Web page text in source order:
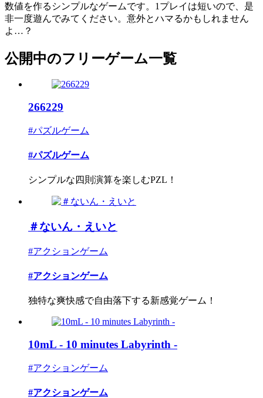
数値を作るシンプルなゲームです。1プレイは短いので、是
非一度遊んでみてください。意外とハマるかもしれません
よ…？
公開中のフリーゲーム一覧
266229
#パズルゲーム
#パズルゲーム
シンプルな四則演算を楽しむPZL！
＃ないん・えいと
#アクションゲーム
#アクションゲーム
独特な爽快感で自由落下する新感覚ゲーム！
10mL - 10 minutes Labyrinth -
#アクションゲーム
#アクションゲーム